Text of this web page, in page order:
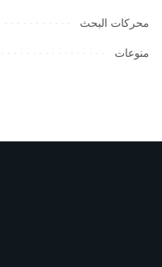
محركات البحث
منوعات